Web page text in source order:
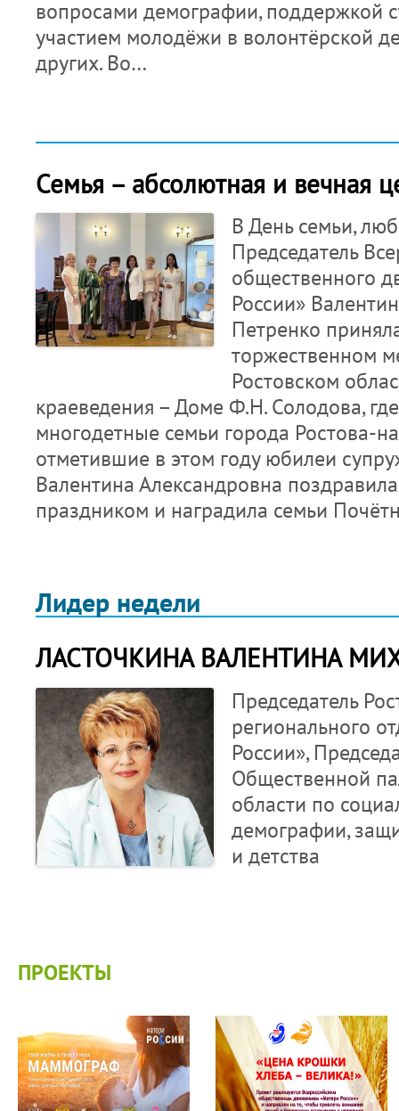
вопросами демографии, поддержкой
участием молодёжи в волонтёрской
других. Во…
Семья – абсолютная и вечная
В День семьи,
Председатель
общественного
России»
Петренко
торжественном
Ростовском
краеведения – Доме Ф.Н. Солодова,
многодетные семьи города Ростова-
отметившие в этом году юбилеи
Валентина Александровна
праздником и наградила семьи
Лидер недели
ЛАСТОЧКИНА ВАЛЕНТИНА
Председатель
регионального
России»,
Общественной
области по
демографии,
и детства
ПРОЕКТЫ